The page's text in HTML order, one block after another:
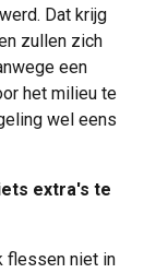
Dat krijg
zullen zich
een
het milieu te
wel eens
extra's te
flessen niet in